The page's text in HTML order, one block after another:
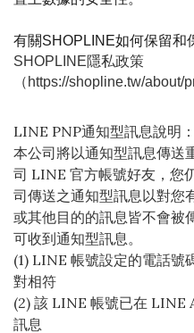
SHOPLINE隱私政策
（https://shopline.tw/about/
LINE PNP通知型訊息說明：
本公司將以通知型訊息傳送
司 LINE 官方帳號好友，您
司傳送之通知型訊息以對您
或其他目的的訊息皆不會被
可收到通知型訊息。
(1) LINE 帳號設定的電話號
對相符
(2) 該 LINE 帳號已在 LINE
訊息